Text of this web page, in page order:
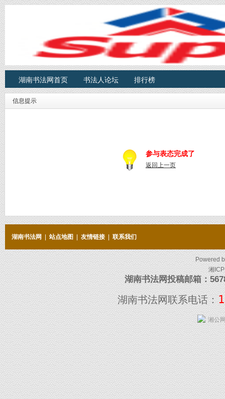
湖南书法网首页 书法人论坛 排行榜
信息提示
参与表态完成了
返回上一页
湖南书法网 站点地图 友情链接 联系我们
Powered
湘
湖南书法网投稿邮箱：
湖南书法网联系电话：
湘公